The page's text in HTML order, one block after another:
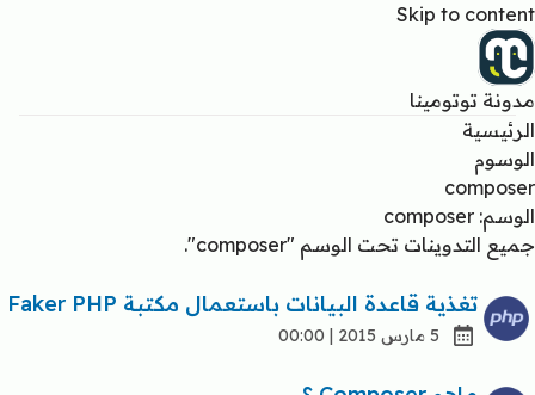
Skip to content
مدونة توتومينا
الرئيسية
الوسوم
composer
الوسم: composer
جميع التدوينات تحت الوسم "composer".
تغذية قاعدة البيانات باستعمال مكتبة Faker PHP
5 مارس 2015 | 00:00